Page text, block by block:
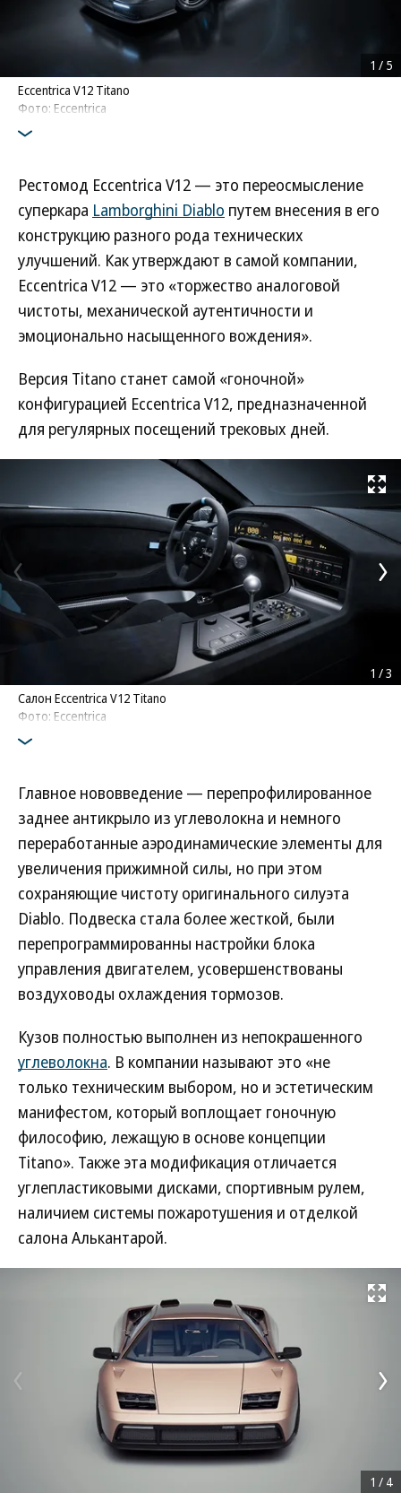
Eccentrica V12 Titano
Фото: Eccentrica
1 / 5
Рестомод Eccentrica V12 — это переосмысление
суперкара Lamborghini Diablo путем внесения в его
конструкцию разного рода технических
улучшений. Как утверждают в самой компании,
Eccentrica V12 — это «торжество аналоговой
чистоты, механической аутентичности и
эмоционально насыщенного вождения».
Версия Titano станет самой «гоночной»
конфигурацией Eccentrica V12, предназначенной
для регулярных посещений трековых дней.
Развернуть
Салон Eccentrica V12 Titano
Фото: Eccentrica
1 /3
Главное нововведение — перепрофилированное
заднее антикрыло из углеволокна и немного
переработанные аэродинамические элементы для
увеличения прижимной силы, но при этом
сохраняющие чистоту оригинального силуэта
Diablo. Подвеска стала более жесткой, были
перепрограммированны настройки блока
управления двигателем, усовершенствованы
воздуховоды охлаждения тормозов.
Кузов полностью выполнен из непокрашенного
углеволокна. В компании называют это «не
только техническим выбором, но и эстетическим
манифестом, который воплощает гоночную
философию, лежащую в основе концепции
Titano». Также эта модификация отличается
углепластиковыми дисками, спортивным рулем,
наличием системы пожаротушения и отделкой
салона Алькантарой.
Развернуть
1 / 4